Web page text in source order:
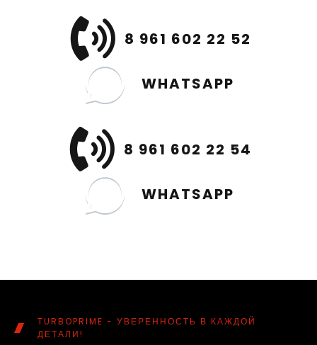
8 961 602 22 52
WHATSAPP
8 961 602 22 54
WHATSAPP
TURBOPRIME - УВЕРЕННОСТЬ В КАЖДОЙ
ДЕТАЛИ!